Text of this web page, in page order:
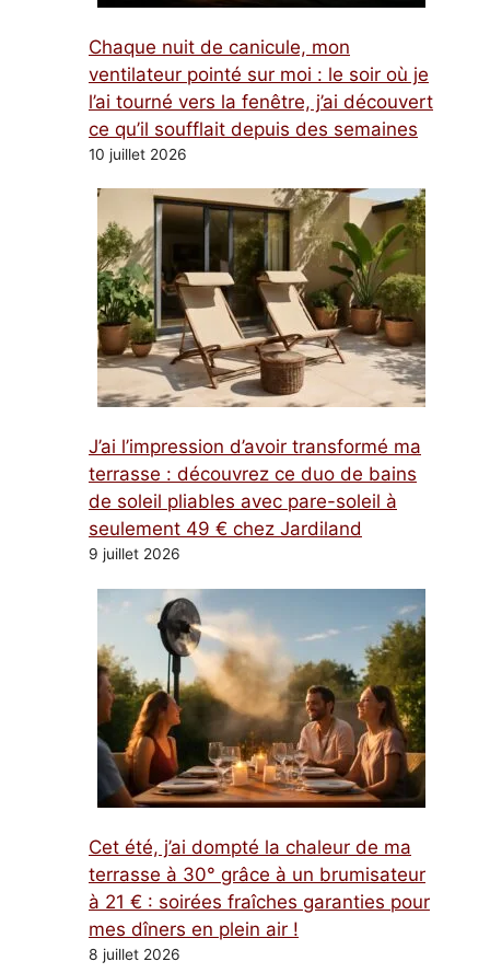
Chaque nuit de canicule, mon
ventilateur pointé sur moi : le soir où je
l’ai tourné vers la fenêtre, j’ai découvert
ce qu’il soufflait depuis des semaines
10 juillet 2026
J’ai l’impression d’avoir transformé ma
terrasse : découvrez ce duo de bains
de soleil pliables avec pare-soleil à
seulement 49 € chez Jardiland
9 juillet 2026
Cet été, j’ai dompté la chaleur de ma
terrasse à 30° grâce à un brumisateur
à 21 € : soirées fraîches garanties pour
mes dîners en plein air !
8 juillet 2026